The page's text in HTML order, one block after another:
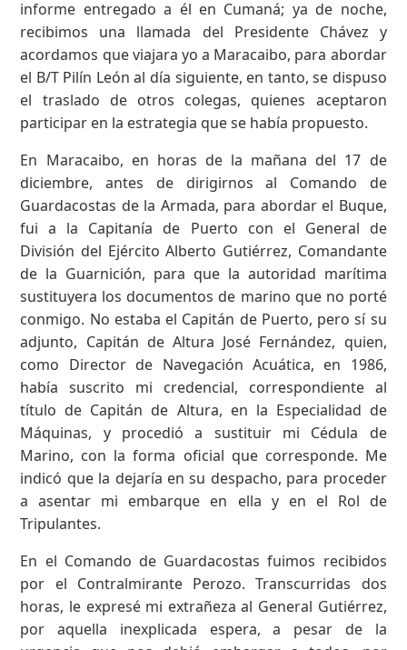
informe entregado a él en Cumaná; ya de noche,
recibimos una llamada del Presidente Chávez y
acordamos que viajara yo a Maracaibo, para abordar
el B/T Pilín León al día siguiente, en tanto, se dispuso
el traslado de otros colegas, quienes aceptaron
participar en la estrategia que se había propuesto.
En Maracaibo, en horas de la mañana del 17 de
diciembre, antes de dirigirnos al Comando de
Guardacostas de la Armada, para abordar el Buque,
fui a la Capitanía de Puerto con el General de
División del Ejército Alberto Gutiérrez, Comandante
de la Guarnición, para que la autoridad marítima
sustituyera los documentos de marino que no porté
conmigo. No estaba el Capitán de Puerto, pero sí su
adjunto, Capitán de Altura José Fernández, quien,
como Director de Navegación Acuática, en 1986,
había suscrito mi credencial, correspondiente al
título de Capitán de Altura, en la Especialidad de
Máquinas, y procedió a sustituir mi Cédula de
Marino, con la forma oficial que corresponde. Me
indicó que la dejaría en su despacho, para proceder
a asentar mi embarque en ella y en el Rol de
Tripulantes.
En el Comando de Guardacostas fuimos recibidos
por el Contralmirante Perozo. Transcurridas dos
horas, le expresé mi extrañeza al General Gutiérrez,
por aquella inexplicada espera, a pesar de la